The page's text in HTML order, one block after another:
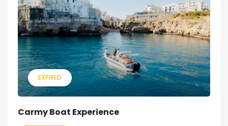
EXPIRED
Carmy Boat Experience